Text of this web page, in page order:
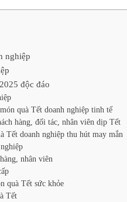
nghiệp
độc đáo
quà Tết doanh nghiệp tinh tế
hàng, đối tác, nhân viên dịp Tết
Tết doanh nghiệp thu hút may mắn
nhân viên
quà Tết sức khỏe
Tết